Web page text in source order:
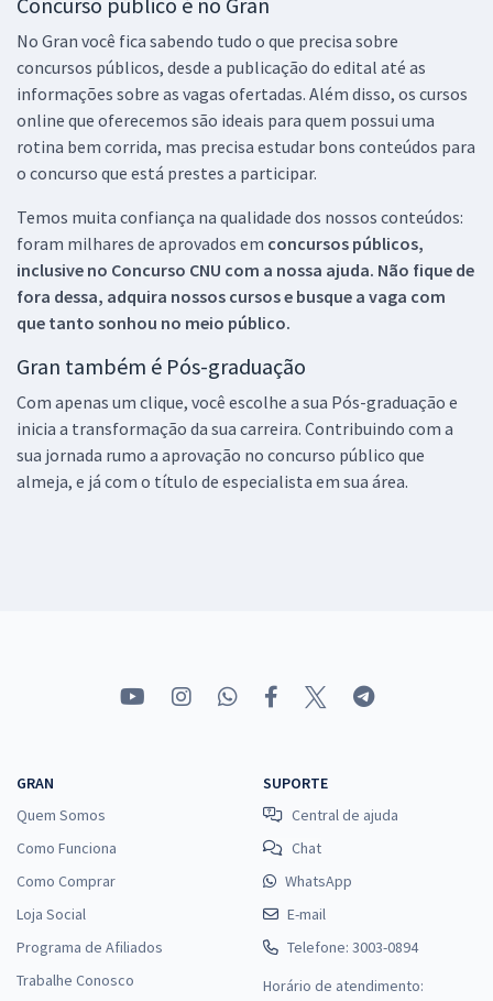
No Gran você fica sabendo tudo o que precisa sobre
concursos públicos, desde a publicação do edital até as
informações sobre as vagas ofertadas. Além disso, os cursos
online que oferecemos são ideais para quem possui uma
rotina bem corrida, mas precisa estudar bons conteúdos para
o concurso que está prestes a participar.
Temos muita confiança na qualidade dos nossos conteúdos:
foram milhares de aprovados em concursos públicos,
inclusive no Concurso CNU com a nossa ajuda. Não fique de
fora dessa, adquira nossos cursos e busque a vaga com
que tanto sonhou no meio público.
Gran também é Pós-graduação
Com apenas um clique, você escolhe a sua Pós-graduação e
inicia a transformação da sua carreira. Contribuindo com a
sua jornada rumo a aprovação no concurso público que
almeja, e já com o título de especialista em sua área.
GRAN
Quem Somos
Como Funciona
Como Comprar
Loja Social
Programa de Afiliados
Trabalhe Conosco
SUPORTE
Central de ajuda
Chat
WhatsApp
E-mail
Telefone: 3003-0894
Horário de atendimento: